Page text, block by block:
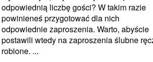
odpowiednią liczbę gości? W takim razie
powinieneś przygotować dla nich
odpowiednie zaproszenia. Warto, abyście
postawili wtedy na zaproszenia ślubne
robione. ...